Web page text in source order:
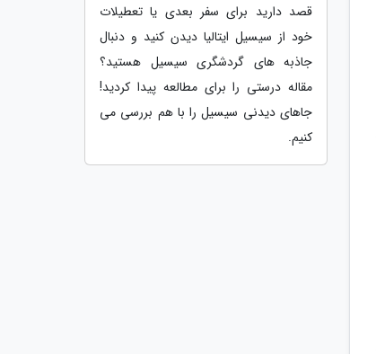
قصد دارید برای سفر بعدی یا تعطیلات
خود از سیسیل ایتالیا دیدن کنید و دنبال
جاذبه های گردشگری سیسیل هستید؟
مقاله درستی را برای مطالعه پیدا کردید!
جاهای دیدنی سیسیل را با هم بررسی می
کنیم.